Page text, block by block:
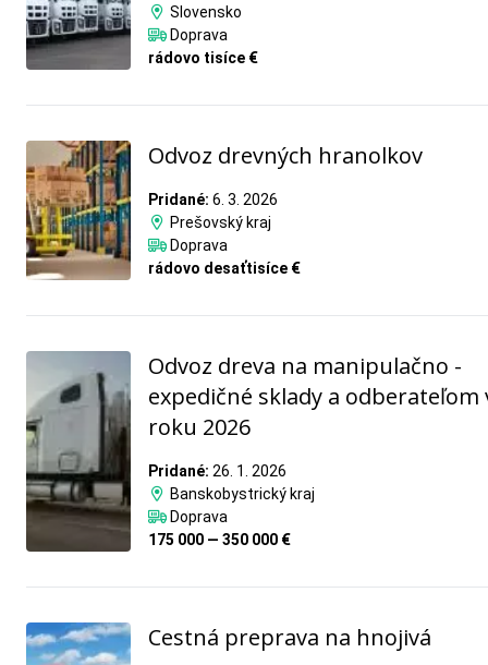
Slovensko
Doprava
rádovo tisíce €
Odvoz drevných hranolkov
Pridané: 6. 3. 2026
Prešovský kraj
Doprava
rádovo desaťtisíce €
Odvoz dreva na manipulačno -
expedičné sklady a odberateľom
roku 2026
Pridané: 26. 1. 2026
Banskobystrický kraj
Doprava
175 000 — 350 000 €
Cestná preprava na hnojivá